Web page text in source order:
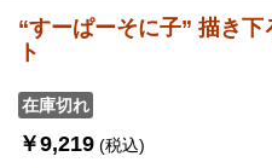
“すーぱーそに子” 描き
ト
在庫切れ
￥9,219 (税込)